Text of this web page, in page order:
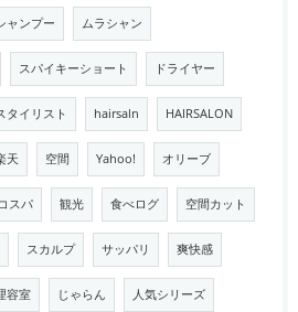
ャンプー ムラシャン
スパイキーショート ドライヤー
タイリスト hairsaln HAIRSALON
天 空間 Yahoo! オリーブ
スパ 観光 食べログ 空間カット
スカルプ サッパリ 爽快感
容室 じゃらん 人気シリーズ